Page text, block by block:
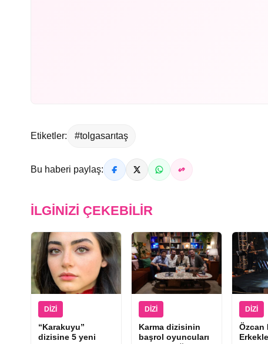
Etiketler: #tolgasarıtaş
Bu haberi paylaş:
İLGINIZI ÇEKEBILIR
DIZI
“Karakuyu”
dizisine 5 yeni
DIZI
Karma dizisinin
başrol oyuncuları
DIZI
Özcan